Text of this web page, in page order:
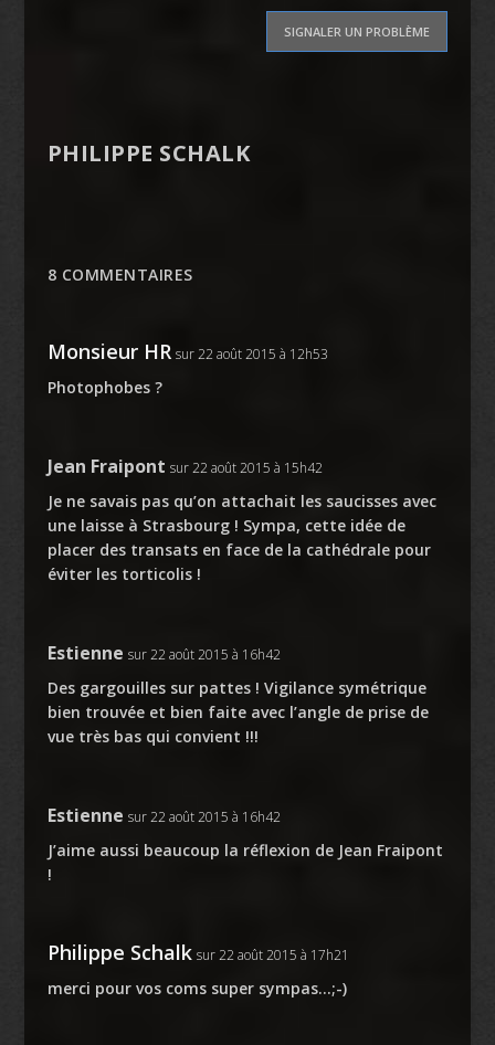
SIGNALER UN PROBLÈME
PHILIPPE SCHALK
8 COMMENTAIRES
Monsieur HR sur 22 août 2015 à 12h53
Photophobes ?
Jean Fraipont sur 22 août 2015 à 15h42
Je ne savais pas qu’on attachait les saucisses avec
une laisse à Strasbourg ! Sympa, cette idée de
placer des transats en face de la cathédrale pour
éviter les torticolis !
Estienne sur 22 août 2015 à 16h42
Des gargouilles sur pattes ! Vigilance symétrique
bien trouvée et bien faite avec l’angle de prise de
vue très bas qui convient !!!
Estienne sur 22 août 2015 à 16h42
J’aime aussi beaucoup la réflexion de Jean Fraipont
!
Philippe Schalk sur 22 août 2015 à 17h21
merci pour vos coms super sympas…;-)